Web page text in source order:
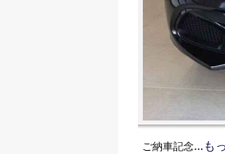
ご納車記念…も